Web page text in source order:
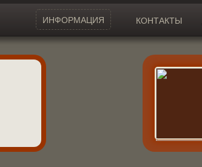
ИНФОРМАЦИЯ КОНТАКТЫ